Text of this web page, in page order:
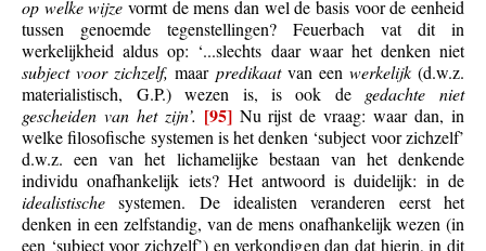
op welke wijzevormt de mens dan wel de basis voor de eenheid
tussen genoemde tegenstellingen? Feuerbach vat dit in
werkelijkheid aldus op: ‘...slechts daar waar het denken niet
subject voor zichzelf,maar predikaat van een werkelijk(d.w.z.
materialistisch, G.P.) wezen is, is ook de gedachte niet
gescheiden van het zijn’. [95]Nu rijst de vraag: waar dan, in
welke filosofische systemen is het denken ‘subject voor zichzelf’
d.w.z. een van het lichamelijke bestaan van het denkende
individu onafhankelijk iets? Het antwoord is duidelijk: in de
idealistischesystemen. De idealisten veranderen eerst het
denken in een zelfstandig, van de mens onafhankelijk wezen (in
een ‘subject voor zichzelf’) en verkondigen dan dat hierin, in dit